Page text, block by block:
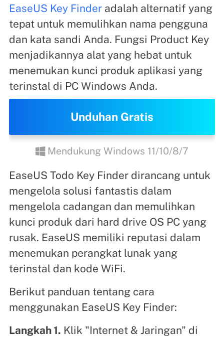
EaseUS Key Finderadalah alternatif yang
tepat untuk memulihkan nama pengguna
dan kata sandi Anda. Fungsi Product Key
menjadikannya alat yang hebat untuk
menemukan kunci produk aplikasi yang
terinstal di PC Windows Anda.
Unduhan Gratis
Mendukung Windows 11/10/8/7
EaseUS Todo Key Finder dirancang untuk
mengelola solusi fantastis dalam
mengelola cadangan dan memulihkan
kunci produk dari hard drive OS PC yang
rusak. EaseUS memiliki reputasi dalam
menemukan perangkat lunak yang
terinstal dan kode WiFi.
Berikut panduan tentang cara
menggunakan EaseUS Key Finder:
Langkah 1. Klik "Internet & Jaringan" di